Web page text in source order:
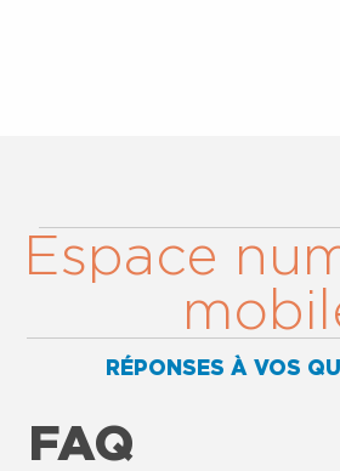
Espace
RÉPONSES À VOS
FAQ